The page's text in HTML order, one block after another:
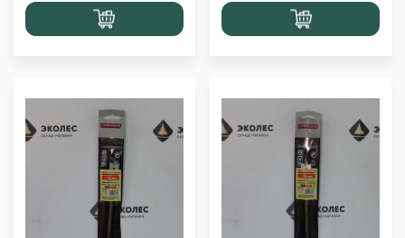
Перейти
в корзину
Перейти
в корзину